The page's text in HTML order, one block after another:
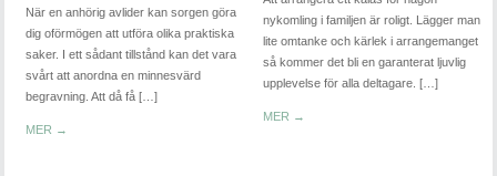
När en anhörig avlider kan sorgen göra
dig oförmögen att utföra olika praktiska
saker. I ett sådant tillstånd kan det vara
svårt att anordna en minnesvärd
begravning. Att då få […]
MER →
nykomling i familjen är roligt. Lägger man
lite omtanke och kärlek i arrangemanget
så kommer det bli en garanterat ljuvlig
upplevelse för alla deltagare. […]
MER →